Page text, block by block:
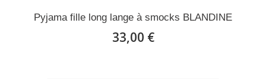
Pyjama fille long lange à smocks BLANDINE
33,00 €